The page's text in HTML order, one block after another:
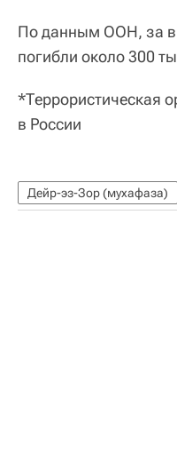
По данным ООН, за
погибли около 300
*Террористическая
в России
Дейр-эз-Зор (мухафаза)